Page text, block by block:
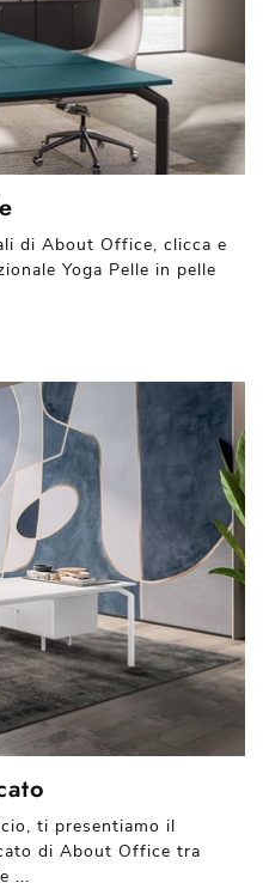
di About Office, clicca e
Yoga Pelle in pelle
ti presentiamo il
di About Office tra
...